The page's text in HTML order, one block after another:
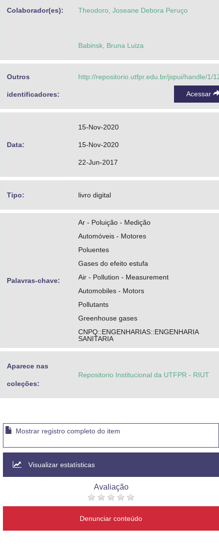
Colaborador(es): Theodoro, Joseane Debora Peruço
Babinsk, Bruna Luiza
Outros
identificadores:
http://repositorio.utfpr.edu.br/jspui/handle/1/
Acessar
Data:
15-Nov-2020
15-Nov-2020
22-Jun-2017
Tipo: livro digital
Palavras-chave:
Ar - Poluição - Medição
Automóveis - Motores
Poluentes
Gases do efeito estufa
Air - Pollution - Measurement
Automobiles - Motors
Pollutants
Greenhouse gases
CNPQ::ENGENHARIAS::ENGENHARIA
SANITARIA
Aparece nas
coleções:
Repositorio Institucional da UTFPR - RIUT
Mostrar registro completo do item
Visualizar estatísticas
Avaliação
Denunciar conteúdo